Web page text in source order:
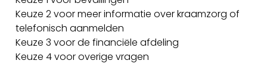
Keuze 2 voor meer informatie over kraamzorg of
telefonisch aanmelden
Keuze 3 voor de financiële afdeling
Keuze 4 voor overige vragen